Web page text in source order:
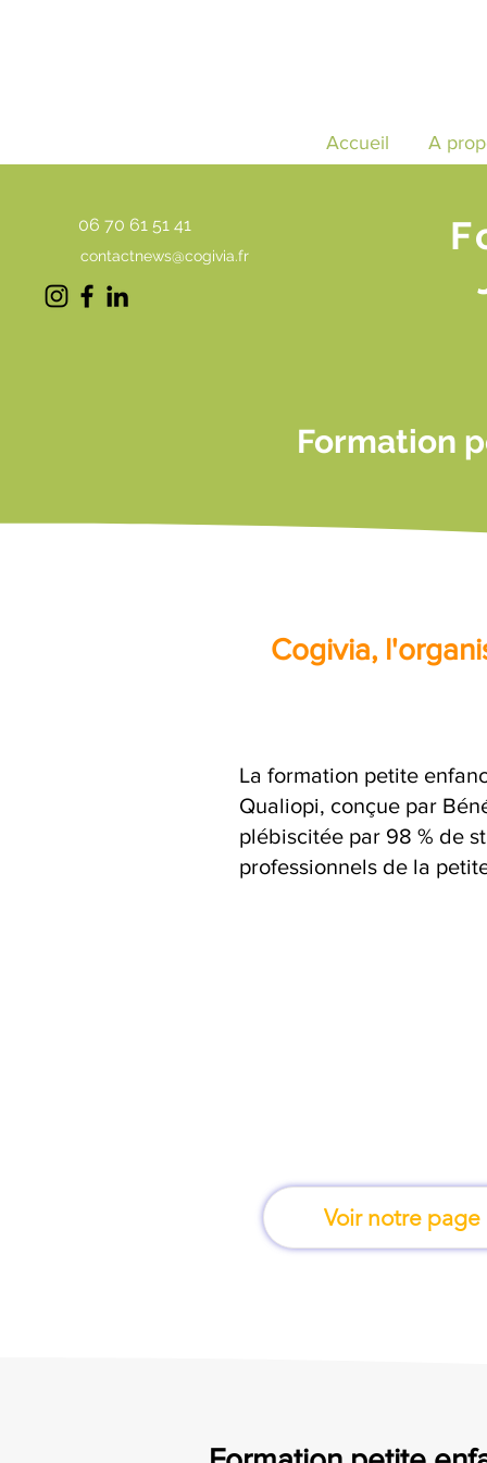
Accueil A
06 70 61 51 41
contactnews@cogivia.fr
Formation
Cogivia,
La formation petite
Qualiopi, conçue par
plébiscitée par 98 % de
professionnels de la
Voir notre